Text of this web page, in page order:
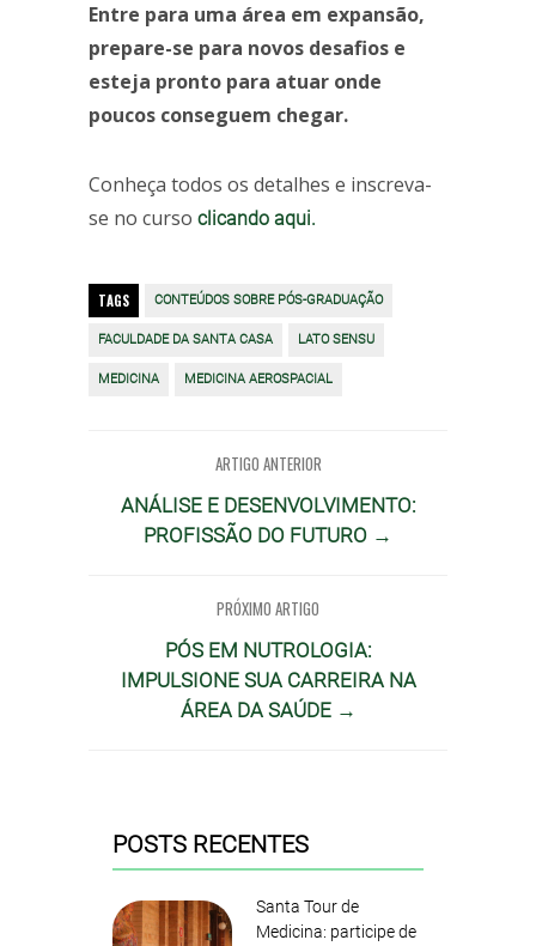
Entre para uma área em expansão,
prepare-se para novos desafios e
esteja pronto para atuar onde
poucos conseguem chegar.
Conheça todos os detalhes e inscreva-
se no curso clicando aqui.
TAGS CONTEÚDOS SOBRE PÓS-GRADUAÇÃO
FACULDADE DA SANTA CASA LATO SENSU
MEDICINA MEDICINA AEROSPACIAL
ARTIGO ANTERIOR
ANÁLISE E DESENVOLVIMENTO:
PROFISSÃO DO FUTURO →
PRÓXIMO ARTIGO
PÓS EM NUTROLOGIA:
IMPULSIONE SUA CARREIRA NA
ÁREA DA SAÚDE →
POSTS RECENTES
Santa Tour de
Medicina: participe de